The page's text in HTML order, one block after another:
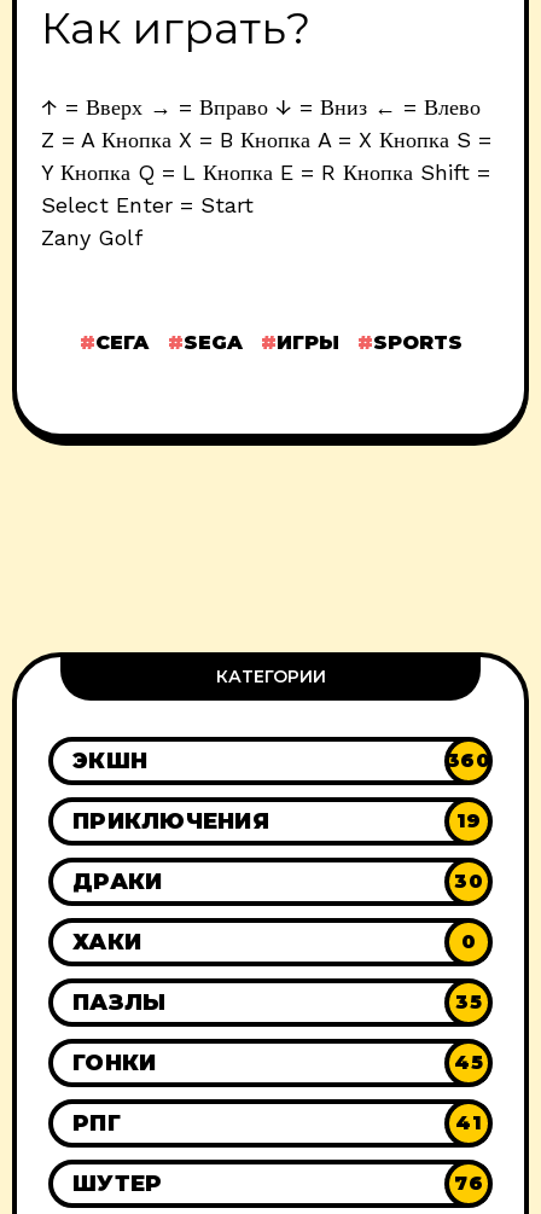
Как играть?
↑ = Вверх → = Вправо ↓ = Вниз ← = Влево
Z = A Кнопка X = B Кнопка A = X Кнопка S =
Y Кнопка Q = L Кнопка E = R Кнопка Shift =
Select Enter = Start
Zany Golf
СЕГА SEGA ИГРЫ SPORTS
КАТЕГОРИИ
ЭКШН 360
ПРИКЛЮЧЕНИЯ 19
ДРАКИ 30
ХАКИ 0
ПАЗЛЫ 35
ГОНКИ 45
РПГ 41
ШУТЕР 76